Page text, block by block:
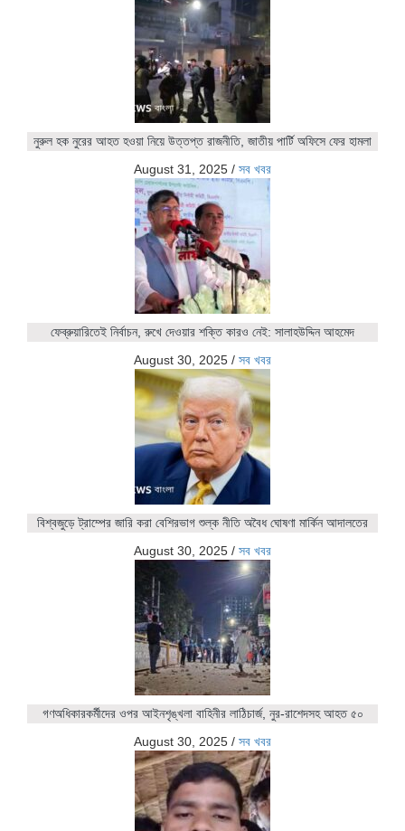
নুরুল হক নুরের আহত হওয়া নিয়ে উত্তপ্ত রাজনীতি, জাতীয় পার্টি অফিসে ফের হামলা
August 31, 2025 / সব খবর
ফেব্রুয়ারিতেই নির্বাচন, রুখে দেওয়ার শক্তি কারও নেই: সালাহউদ্দিন আহমেদ
August 30, 2025 / সব খবর
বিশ্বজুড়ে ট্রাম্পের জারি করা বেশিরভাগ শুল্ক নীতি অবৈধ ঘোষণা মার্কিন আদালতের
August 30, 2025 / সব খবর
গণঅধিকারকর্মীদের ওপর আইনশৃঙ্খলা বাহিনীর লাঠিচার্জ, নুর-রাশেদসহ আহত ৫০
August 30, 2025 / সব খবর